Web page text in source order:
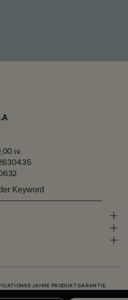
i.v.
5 JAHRE PRODUKTGARANTIE